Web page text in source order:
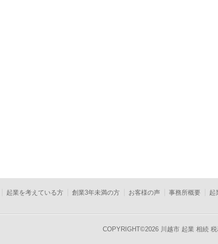
起業を考えている方 創業3年未満の方 お客様の声 事務所概要 起
COPYRIGHT©2026 川越市 起業 相続